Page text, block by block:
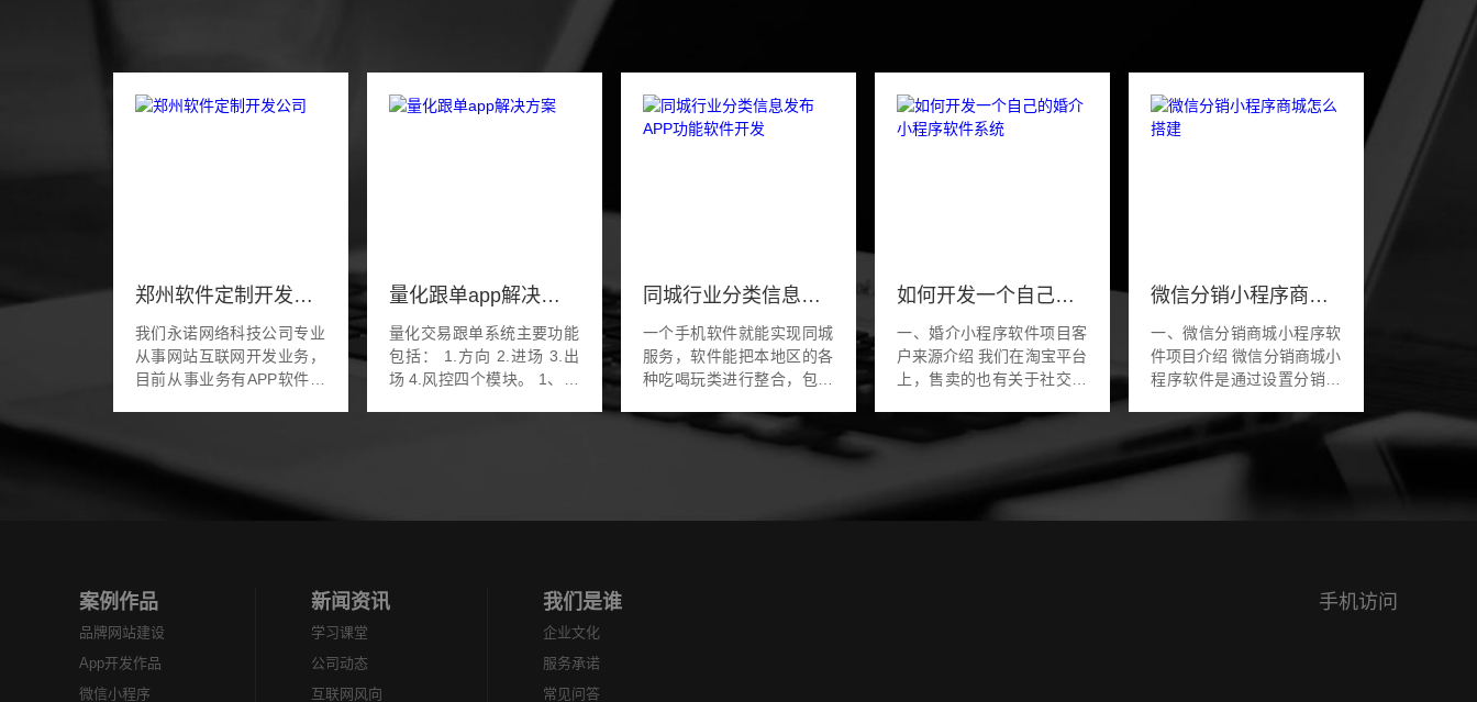
郑州软件定制开发公司
我们永诺网络科技公司专业
从事网站互联网开发业务，
目前从事业务有APP软件开
站建设开发，网站优化，
量化跟单app解决方案
量化交易跟单系统主要功能
包括： 1.方向 2.进场 3.出
场 4.风控四个模块。 1、方
同城行业分类信息发布APP功能软件开发
一个手机软件就能实现同城
服务，软件能把本地区的各
种吃喝玩类进行整合，包括
本地的用户提供方便快捷的
生活服务，购物等各种需
如何开发一个自己的婚介小程序软件系统
一、婚介小程序软件项目客
户来源介绍 我们在淘宝平台
上，售卖的也有关于社交红
少的客户是通过搜索指定的
关键词咨询的我们客服，客
微信分销小程序商城怎么搭建
一、微信分销商城小程序软
件项目介绍 微信分销商城小
程序软件是通过设置分销的
者店铺推广，当其他用户通
过这个链接购买下单后，分
销员就可以获得...
案例作品
品牌网站建设
App开发作品
微信小程序
新闻资讯
学习课堂
公司动态
互联网风向
我们是谁
企业文化
服务承诺
常见问答
手机访问